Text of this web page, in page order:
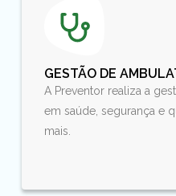
GESTÃO DE
A Preventor realiza a
em saúde, segurança e
mais.